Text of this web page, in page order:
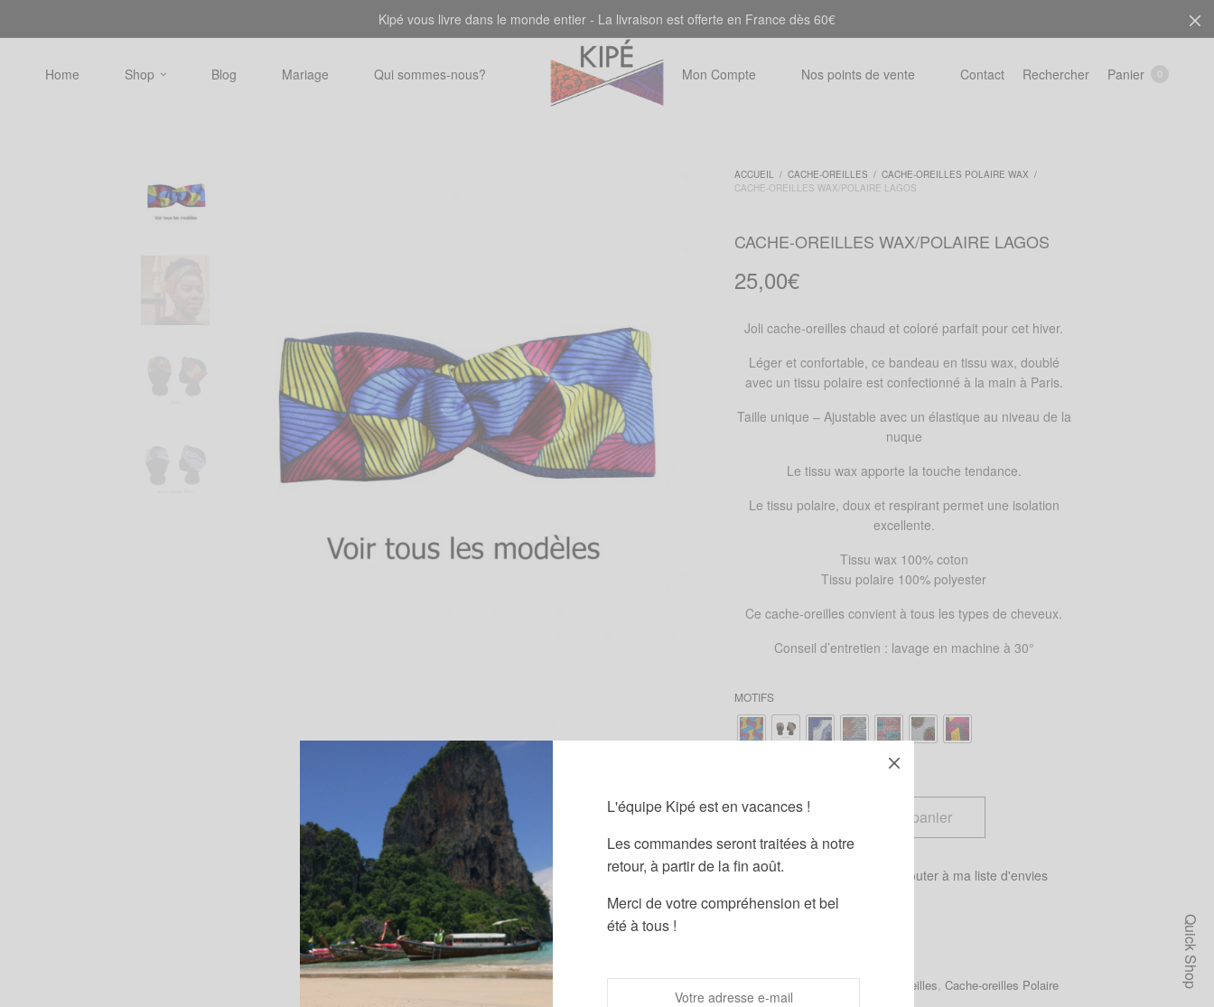
L'équipe Kipé est en vacances !
Les commandes seront traitées à notre
retour, à partir de la fin août.
Merci de votre compréhension et bel
été à tous !
Kipé vous livre dans le monde entier - La livraison est offerte en France dès 60€
Home Shop Blog Mariage Qui sommes-nous? Mon Compte Nos points de vente Contact Rechercher Panier
ACCUEIL / CACHE-OREILLES / CACHE-OREILLES POLAIRE WAX /
CACHE-OREILLES WAX/POLAIRE LAGOS
CACHE-OREILLES WAX/POLAIRE LAGOS
25,00€
Joli cache-oreilles chaud et coloré parfait pour cet hiver.
Léger et confortable, ce bandeau en tissu wax, doublé
avec un tissu polaire est confectionné à la main à Paris.
Taille unique – Ajustable avec un élastique au niveau de la
nuque
Le tissu wax apporte la touche tendance.
Le tissu polaire, doux et respirant permet une isolation
excellente.
Tissu wax 100% coton
Tissu polaire 100% polyester
Ce cache-oreilles convient à tous les types de cheveux.
Conseil d’entretien : lavage en machine à 30°
MOTIFS
Ajouter au panier
Guide des tailles Ajouter à ma liste d'envies
Partager
Cache-Oreilles,Cache-oreilles Polaire
Wax ,Femme
Quick Shop